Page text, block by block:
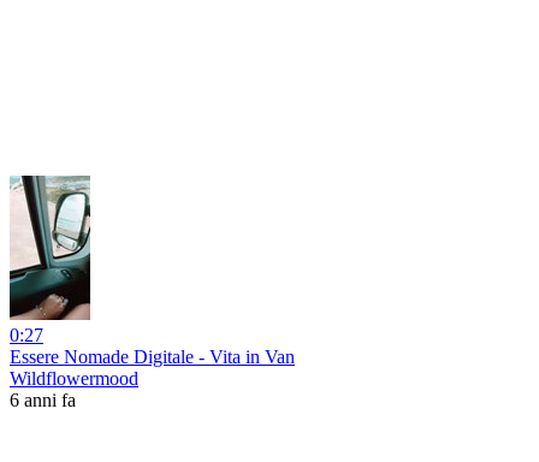
0:27
Essere Nomade Digitale - Vita in Van
Wildflowermood
6 anni fa